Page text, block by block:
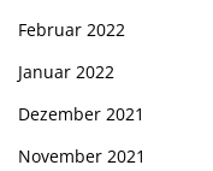
Februar 2022
Januar 2022
Dezember 2021
November 2021